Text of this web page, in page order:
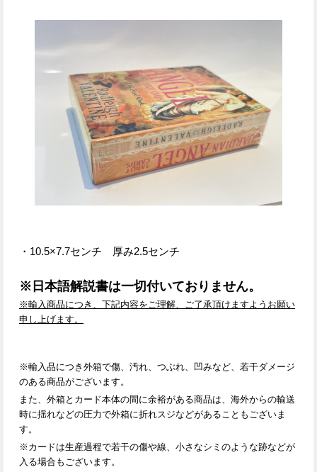
・10.5×7.7センチ 厚み2.5センチ
※日本語解説書は一切付いておりません。
※輸入商品につき、下記内容をご理解、ご了承頂けますようお願い
申し上げます。
※輸入品につき外箱で傷、汚れ、つぶれ、凹みなど、若干ダメージ
のある商品がございます。
また、外箱とカード本体の間に余裕がある商品は、 海外からの輸送
時に揺れなどの圧力で外箱に折れスジなどがあることもございま
す。
※カードは生産過程で若干の傷や線、小さなシミのような跡などが
入る場合もございます。